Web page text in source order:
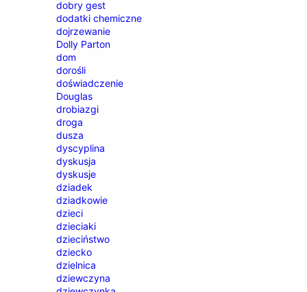
dobry gest
dodatki chemiczne
dojrzewanie
Dolly Parton
dom
dorośli
doświadczenie
Douglas
drobiazgi
droga
dusza
dyscyplina
dyskusja
dyskusje
dziadek
dziadkowie
dzieci
dzieciaki
dzieciństwo
dziecko
dzielnica
dziewczyna